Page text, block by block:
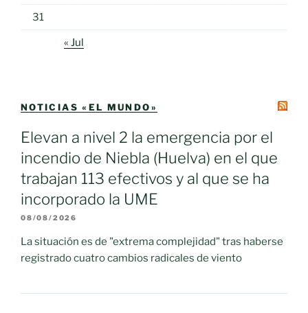
31
« Jul
NOTICIAS «EL MUNDO»
Elevan a nivel 2 la emergencia por el
incendio de Niebla (Huelva) en el que
trabajan 113 efectivos y al que se ha
incorporado la UME
08/08/2026
La situación es de "extrema complejidad" tras haberse
registrado cuatro cambios radicales de viento